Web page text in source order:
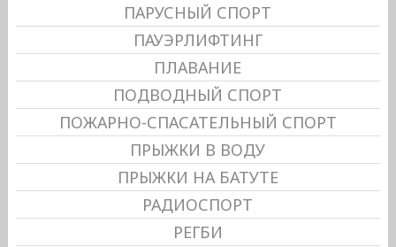
ПАРУСНЫЙ СПОРТ
ПАУЭРЛИФТИНГ
ПЛАВАНИЕ
ПОДВОДНЫЙ СПОРТ
ПОЖАРНО-СПАСАТЕЛЬНЫЙ СПОРТ
ПРЫЖКИ В ВОДУ
ПРЫЖКИ НА БАТУТЕ
РАДИОСПОРТ
РЕГБИ